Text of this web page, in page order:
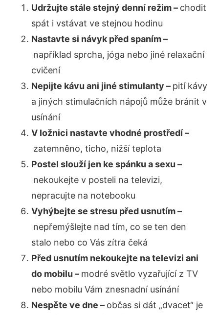
Udržujte stále stejný denní režim – chodit
spát i vstávat ve stejnou hodinu
Nastavte si návyk před spaním –
například sprcha, jóga nebo jiné relaxační
cvičení
Nepijte kávu ani jiné stimulanty – pití kávy
a jiných stimulačních nápojů může bránit v
usínání
V ložnici nastavte vhodné prostředí –
zatemněno, ticho, nižší teplota
Postel slouží jen ke spánku a sexu –
nekoukejte v posteli na televizi,
nepracujte na notebooku
Vyhýbejte se stresu před usnutím –
nepřemýšlejte nad tím, co se ten den
stalo nebo co Vás zítra čeká
Před usnutím nekoukejte na televizi ani
do mobilu – modré světlo vyzařující z TV
nebo mobilu Vám znesnadní usínání
Nespěte ve dne – občas si dát „dvacet“ je